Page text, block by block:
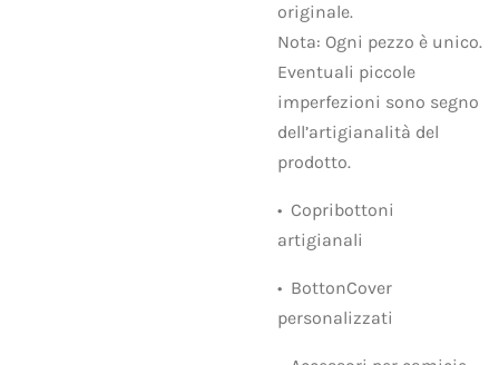
originale.
Nota: Ogni pezzo è unico.
Eventuali piccole
imperfezioni sono segno
dell’artigianalità del
prodotto.
•⁠ ⁠Copribottoni
artigianali
•⁠ ⁠BottonCover
personalizzati